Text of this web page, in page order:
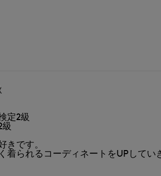
定2級
きです。
着られるコーディネートをUPしてい